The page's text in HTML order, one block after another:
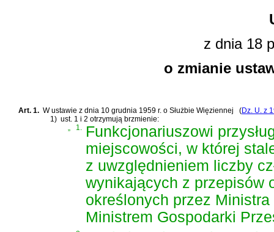
z dnia 18
o zmianie
Art. 1. Wustawie z dnia 10 grudnia 1959 r. o Służbie Więziennej (Dz. U. z
1) ust. 1 i 2 otrzymują brzmienie:
„
1. Funkcjonariuszowi
miejscowości, w której
z uwzględnieniem liczby
wynikających z przepisów
określonych przez
Ministrem Gospodarki